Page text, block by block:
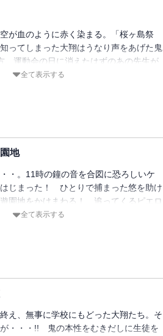
が血のように赤く染まる。「桜ヶ島祭
ってしまった大翔はうなり声をあげた鬼
運動会の日に消えたはずのあの先生が
かし、どこか様子がおかしい!! まさ
全て表示する
地
・。11時の鐘の音を合図に恐ろしいケ
じまった！ ひとりで捕まった悠を助け
園地をかけまわる！ 追ってくるピエロ
内に悠を助けだせるか!? そんななか、杉
全て表示する
え、無事に学校にもどった大翔たち。そ
・・・!! 鬼の本性をむきだしに生徒を